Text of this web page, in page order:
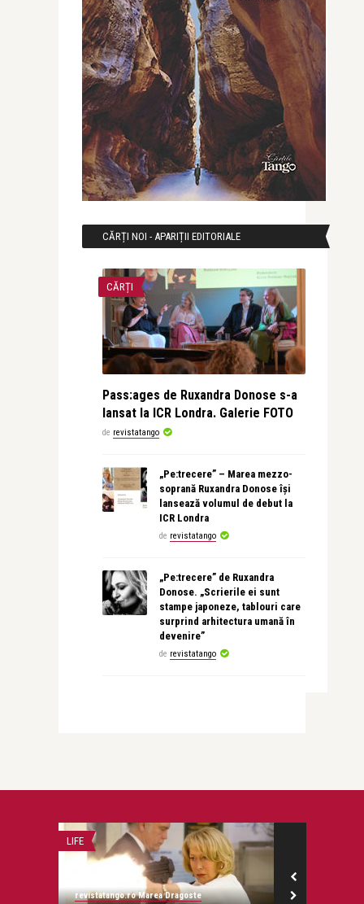
CĂRȚI NOI - APARIȚII EDITORIALE
CĂRȚI
Pass:ages de Ruxandra Donose s-a
lansat la ICR Londra. Galerie FOTO
de revistatango
„Pe:trecere” – Marea mezzo-
soprană Ruxandra Donose își
lansează volumul de debut la
ICR Londra
de revistatango
„Pe:trecere” de Ruxandra
Donose. „Scrierile ei sunt
stampe japoneze, tablouri care
surprind arhitectura umană în
devenire”
de revistatango
LIFE
revistatango.ro Marea Dragoste